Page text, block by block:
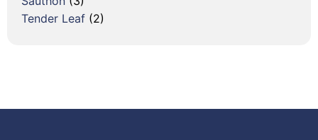
Tender Leaf (2)